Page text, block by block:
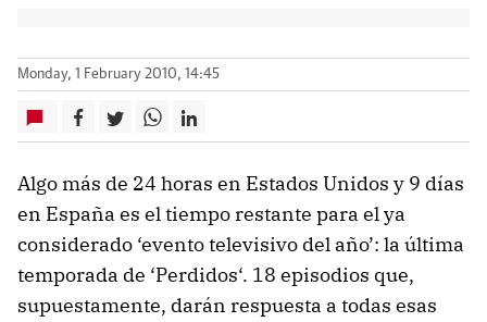
Monday, 1 February 2010, 14:45
Algo más de 24 horas en Estados Unidos y 9 días
en España es el tiempo restante para el ya
considerado ‘evento televisivo del año’: la última
temporada de ‘Perdidos‘. 18 episodios que,
supuestamente, darán respuesta a todas esas